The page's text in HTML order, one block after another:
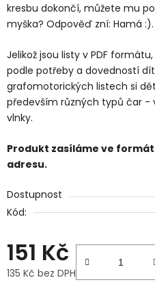
kresbu dokončí, můžete mu
myška? Odpověď zní: Hamá :).
Jelikož jsou listy v PDF
podle potřeby a dovedností
grafomotorických listech si
především různých typů čar -
vlnky.
Produkt zasíláme ve
adresu.
Dostupnost
Kód:
151 Kč
135 Kč bez DPH